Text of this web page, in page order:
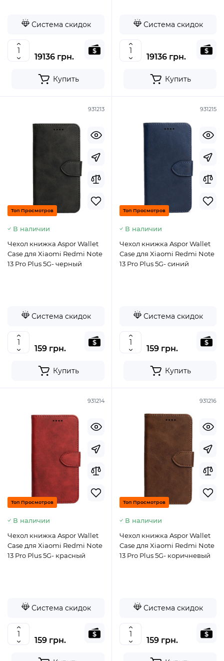
Система скидок
19136 грн.
Купить
Система скидок
19136 грн.
Купить
931213
Топ Просмотров
В наличии
Чехол книжка Aspor Wallet
Case для Xiaomi Redmi Note
13 Pro Plus 5G- черный
Система скидок
159 грн.
Купить
931215
Топ Просмотров
В наличии
Чехол книжка Aspor Wallet
Case для Xiaomi Redmi Note
13 Pro Plus 5G- синий
Система скидок
159 грн.
Купить
931214
Топ Просмотров
В наличии
Чехол книжка Aspor Wallet
Case для Xiaomi Redmi Note
13 Pro Plus 5G- красный
Система скидок
159 грн.
931216
Топ Просмотров
В наличии
Чехол книжка Aspor Wallet
Case для Xiaomi Redmi Note
13 Pro Plus 5G- коричневый
Система скидок
159 грн.